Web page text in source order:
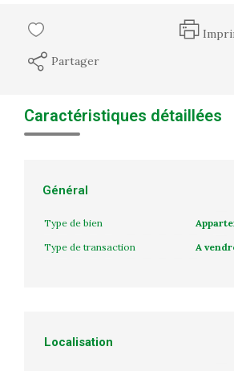
Partager
Caractéristiques détaillées
Général
Type de bien
Type de transaction
A
Localisation